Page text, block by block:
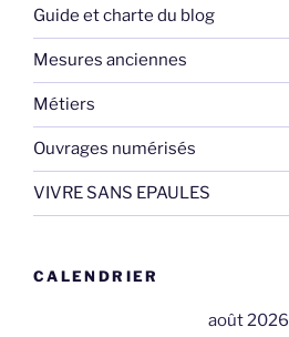
Guide et charte du blog
Mesures anciennes
Métiers
Ouvrages numérisés
VIVRE SANS EPAULES
CALENDRIER
août 2026